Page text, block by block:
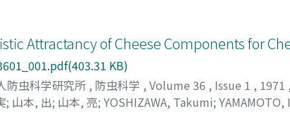
Attractancy of Cheese Components for
KB)
防虫科学研究所 , 防虫科学 , Volume 36 , Issue 1 , 1971 ,
; 山本, 出; 山本, 亮; YOSHIZAWA, Takumi; YAMAMOTO,